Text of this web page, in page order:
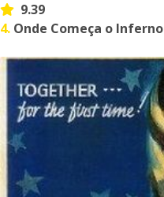
9.39
4. Onde Começa o Inferno